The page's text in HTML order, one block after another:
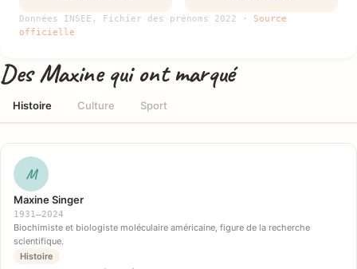
Données INSEE, Fichier des prénoms 2022 · Source
officielle
Des Maxine qui ont marqué
Histoire Culture Sport
M
Maxine Singer
1931–2024
Biochimiste et biologiste moléculaire américaine, figure de la recherche
scientifique.
Histoire